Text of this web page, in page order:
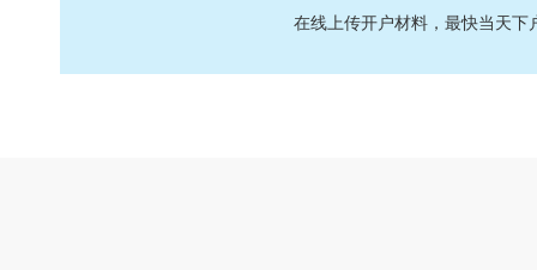
在线上传开户材料，最快当天下